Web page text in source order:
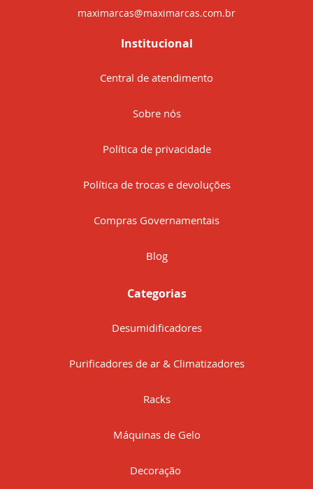
maximarcas@maximarcas.com.br
Institucional
Central de atendimento
Sobre nós
Política de privacidade
Política de trocas e devoluções
Compras Governamentais
Blog
Categorias
Desumidificadores
Purificadores de ar & Climatizadores
Racks
Máquinas de Gelo
Decoração